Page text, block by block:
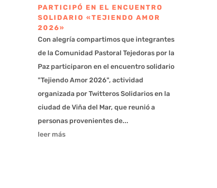
PARTICIPÓ EN EL ENCUENTRO
SOLIDARIO «TEJIENDO AMOR
2026»
Con alegría compartimos que integrantes
de la Comunidad Pastoral Tejedoras por la
Paz participaron en el encuentro solidario
"Tejiendo Amor 2026", actividad
organizada por Twitteros Solidarios en la
ciudad de Viña del Mar, que reunió a
personas provenientes de...
leer más